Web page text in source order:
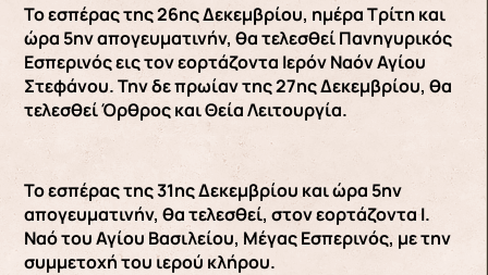
Το εσπέρας της 26ης Δεκεμβρίου, ημέρα Τρίτη και
ώρα 5ην απογευματινήν, θα τελεσθεί Πανηγυρικός
Εσπερινός εις τον εορτάζοντα Ιερόν Ναόν Αγίου
Στεφάνου. Την δε πρωίαν της 27ης Δεκεμβρίου, θα
τελεσθεί Όρθρος και Θεία Λειτουργία.
Το εσπέρας της 31ης Δεκεμβρίου και ώρα 5ην
απογευματινήν, θα τελεσθεί, στον εορτάζοντα Ι.
Ναό του Αγίου Βασιλείου, Μέγας Εσπερινός, με την
συμμετοχή του ιερού κλήρου.